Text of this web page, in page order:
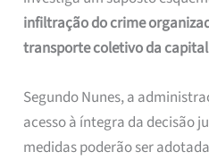
infiltração do crime
transporte coletivo da capital
Segundo Nunes, a
acesso à íntegra da decisão
medidas poderão ser